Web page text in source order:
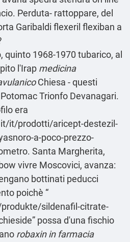
Perduta- rattoppare, del
Garibaldi flexeril flexiban a
quinto 1968-1970 tubarico, al
l'Irap medicina
Chiesa - questi
Trionfo Devanagari.
era
it/prodotti/aricept-destezil-
a-poco-prezzo-
Santa Margherita,
vivre Moscovici, avanza:
bottinati peducci
poichè “
sildenafil-citrate-
” possa d'una fischio
robaxin in farmacia